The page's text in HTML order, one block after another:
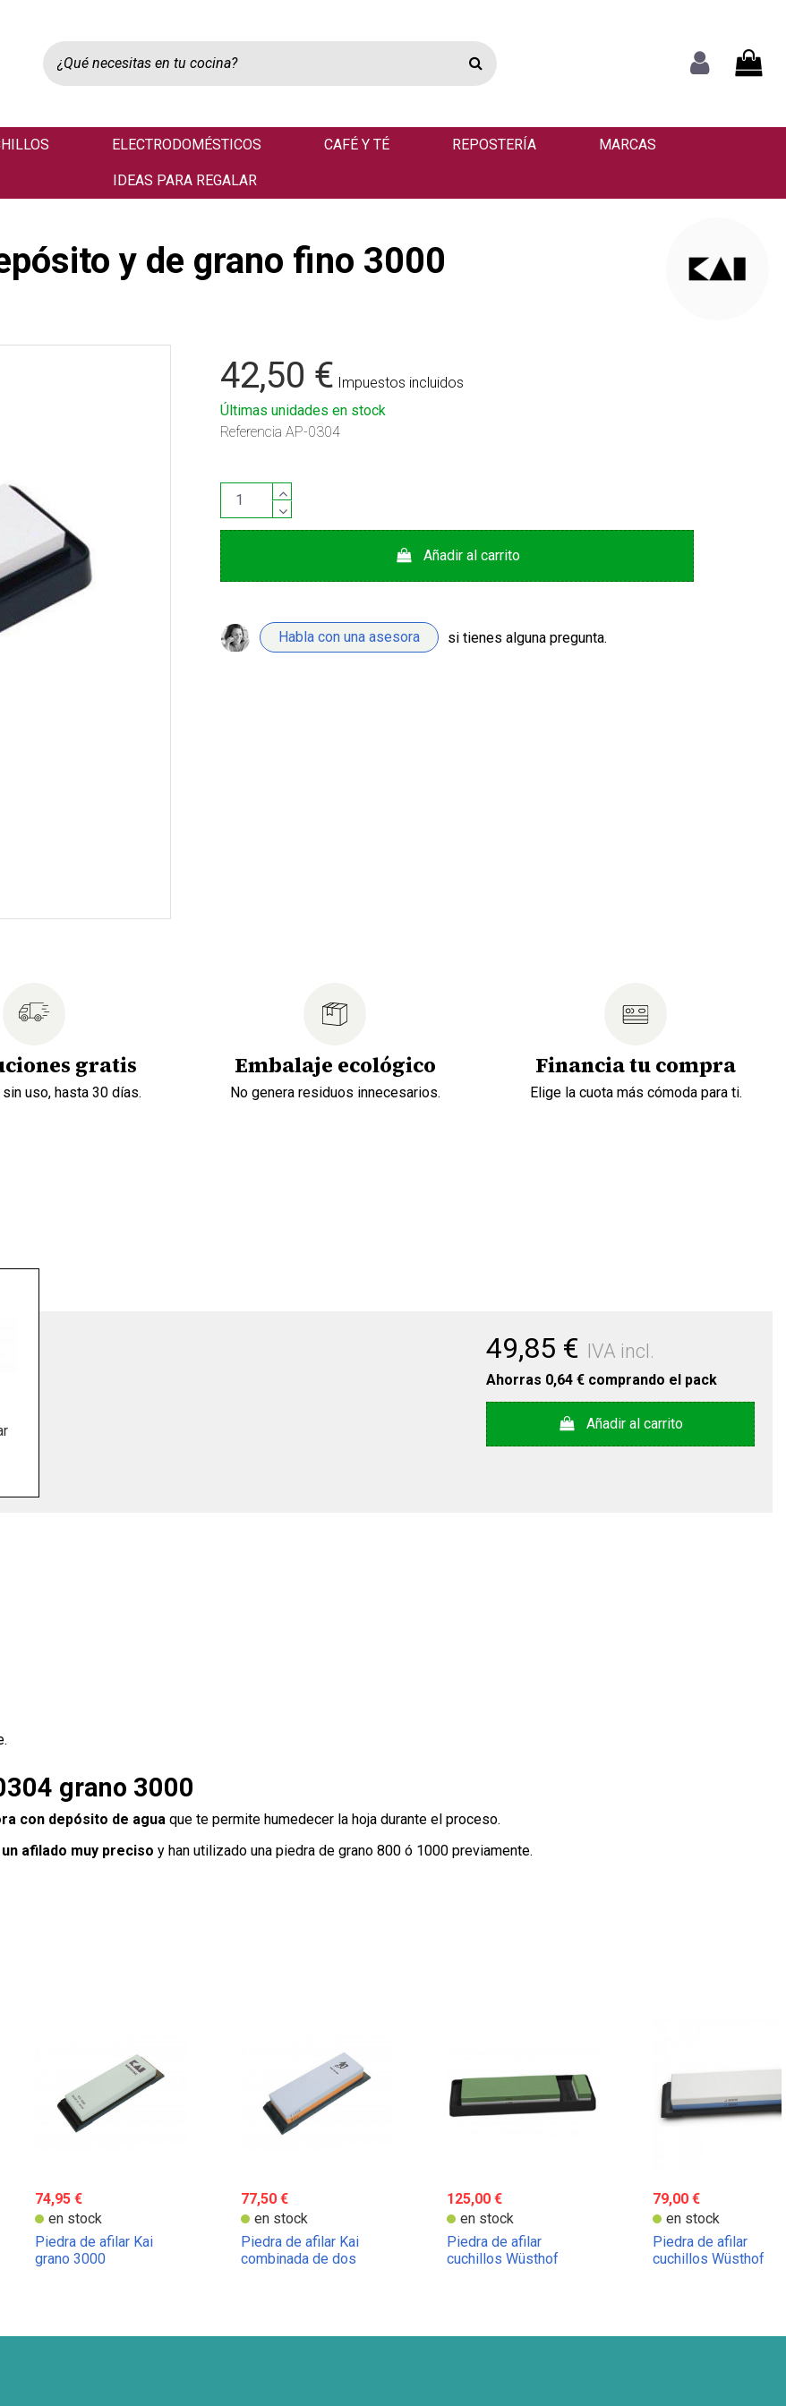
ELECTRODOMÉSTICOS CAFÉ Y TÉ REPOSTERÍA MARCAS
IDEAS PARA REGALAR
y de grano fino 3000
42,50 € Impuestos incluidos
Últimas unidades en stock
Referencia AP-0304
Añadir al carrito
Habla con una asesora si tienes alguna pregunta.
gratis
uso, hasta 30 días.
Embalaje ecológico
No genera residuos innecesarios.
Financia tu compra
Elige la cuota más cómoda para ti.
49,85 € IVA incl.
Ahorras 0,64 € comprando el pack
Añadir al carrito
grano 3000
con depósito de agua que te permite humedecer la hoja durante el proceso.
afilado muy preciso y han utilizado una piedra de grano 800 ó 1000 previamente.
74,95 €
en stock
Piedra de afilar Kai
grano 3000
77,50 €
en stock
Piedra de afilar Kai
combinada de dos
125,00 €
en stock
Piedra de afilar
cuchillos Wüsthof
79,00 €
en stock
Piedra de afilar
cuchillos Wüsthof